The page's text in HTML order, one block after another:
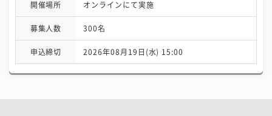
開催場所 オンラインにて実施
募集人数 300名
申込締切 2026年08月19日(水) 15:00